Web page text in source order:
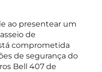
ao presentear um
de
comprometida
de segurança do
Bell 407 de